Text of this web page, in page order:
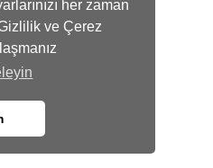
her zaman
ve Çerez